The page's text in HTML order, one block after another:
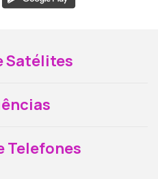
Satélites
Telefones